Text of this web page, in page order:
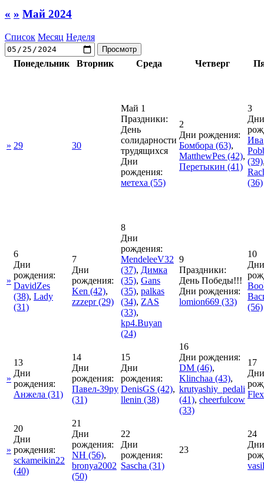
« » Май 2024
Список Месяц Неделя
Понедельник Вторник Среда Четверг
» 29 30
Май 1
Праздники:
День
солидарности
трудящихся
Дни
рождения:
метеха (55)
2
Дни рождения:
Бомбора (63),
MatthewPes (42),
Перетыкин (41)
3
Дни
Ива
(39)
(36)
»
6
Дни
рождения:
DavidZes
(38), Lady
(31)
7
Дни
рождения:
Ken (42),
zzzepr(29)
8
Дни
рождения:
MendeleeV32
(37), Димка
(35), Gans
(35), palkas
(34), ZAS
(33),
kp4.Buyan
(24)
9
Праздники:
День Победы!!!
Дни рождения:
lomion669 (33)
10
Дни
(56)
»
13
Дни
рождения:
Анжела (31)
14
Дни
рождения:
Павел-39ру
(31)
15
Дни
рождения:
DenisGS (42),
llenin (38)
16
Дни рождения:
DM (46),
Klinchaa (43),
krutyashiy_pedali
(41), cheerfulcow
(33)
17
Дни
Flex
»
20
Дни
рождения:
sckameikin22
(40)
21
Дни
рождения:
NH (56),
bronya2002
(50)
22
Дни
рождения:
Sascha (31)
23
24
Дни
vasil